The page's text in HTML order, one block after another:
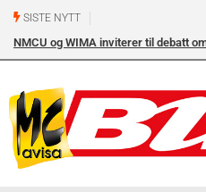
SISTE NYTT
NMCU og WIMA inviterer til debatt